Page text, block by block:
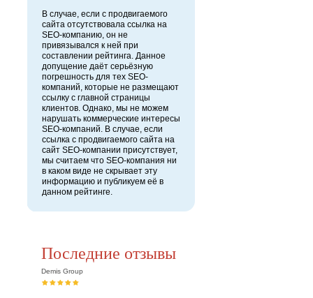
В случае, если с продвигаемого
сайта отсутствовала ссылка на
SEO-компанию, он не
привязывался к ней при
составлении рейтинга. Данное
допущение даёт серьёзную
погрешность для тех SEO-
компаний, которые не размещают
ссылку с главной страницы
клиентов. Однако, мы не можем
нарушать коммерческие интересы
SEO-компаний. В случае, если
ссылка с продвигаемого сайта на
сайт SEO-компании присутствует,
мы считаем что SEO-компания ни
в каком виде не скрывает эту
информацию и публикуем её в
данном рейтинге.
Последние отзывы
Demis Group